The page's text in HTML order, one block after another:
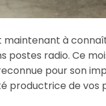
à
postes radio. Ce
pour son
productrice de